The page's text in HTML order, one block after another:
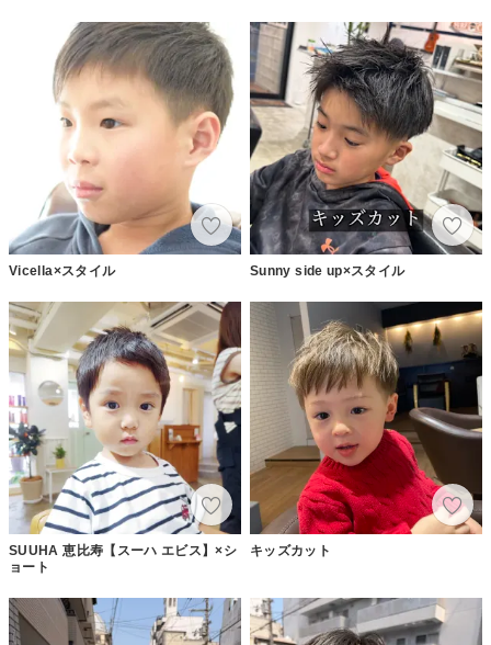
Vicella×スタイル Sunny side up×スタイル
SUUHA 恵比寿【スーハ エビス】×シ
ョート
キッズカット